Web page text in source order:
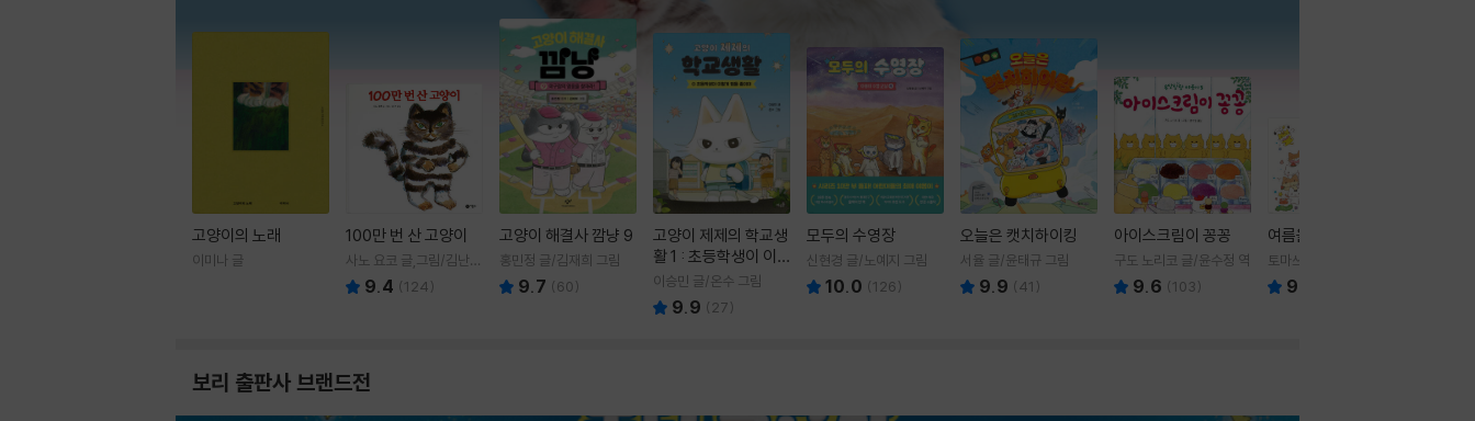
고양이의 노래
이미나 글
100만 번 산 고양이
사노 요코 글,그림/김난주
역 9.4 (124)
고양이 해결사 깜냥 9
홍민정 글/김재희 그림
9.7 (60)
고양이 제제의 학교생
활 1 : 초등학생이 이
렇게 힘들 줄이야
이승민 글/온수 그림
9.9 ( 27)
모두의 수영장
신현경 글/노예지 그림
10.0 (126)
오늘은 캣치하이킹
서율 글/윤태규 그림
9.9 (41 )
아이스크림이 꽁꽁
구도 노리코 글/윤수정 역
9.6 (103)
여름을 부탁해
토마쓰리 글그림
9.8
보리 출판사 브랜드전